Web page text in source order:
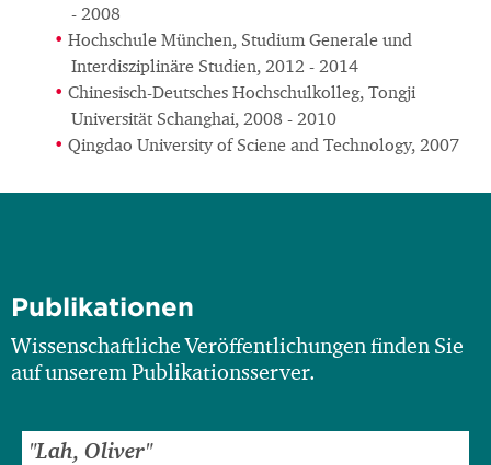
- 2008
Hochschule München, Studium Generale und
Interdisziplinäre Studien, 2012 - 2014
Chinesisch-Deutsches Hochschulkolleg, Tongji
Universität Schanghai, 2008 - 2010
Qingdao University of Sciene and Technology, 2007
Publikationen
Wissenschaftliche Veröffentlichungen finden Sie
auf unserem Publikationsserver.